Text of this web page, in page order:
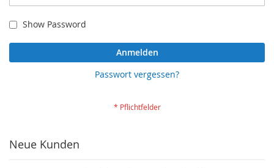
Show Password
Anmelden
Passwort vergessen?
Neue Kunden